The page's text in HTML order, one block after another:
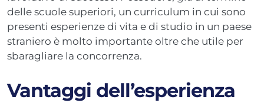
delle scuole superiori, un curriculum in cui sono
presenti esperienze di vita e di studio in un paese
straniero è molto importante oltre che utile per
sbaragliare la concorrenza.
Vantaggi dell’esperienza